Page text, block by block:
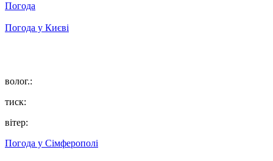
Погода
Погода у Києві
волог.:
тиск:
вітер:
Погода у Сімферополі